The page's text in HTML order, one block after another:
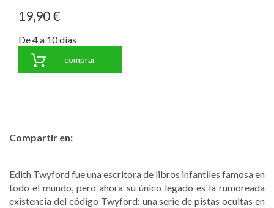
19,90 €
De 4 a 10 días
comprar
Compartir en:
Edith Twyford fue una escritora de libros infantiles famosa en
todo el mundo, pero ahora su único legado es la rumoreada
existencia del código Twyford: una serie de pistas ocultas en